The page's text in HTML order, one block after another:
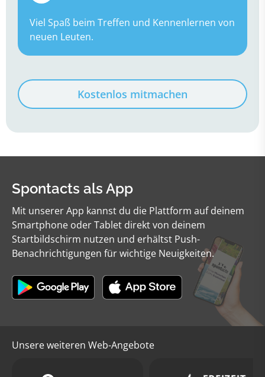
Viel Spaß beim Treffen und Kennenlernen von
neuen Leuten.
Kostenlos mitmachen
Spontacts als App
Mit unserer App kannst du die Plattform auf deinem
Smartphone oder Tablet direkt von deinem
Startbildschirm nutzen und erhältst Push-
Benachrichtigungen für wichtige Neuigkeiten.
Unsere weiteren Web-Angebote